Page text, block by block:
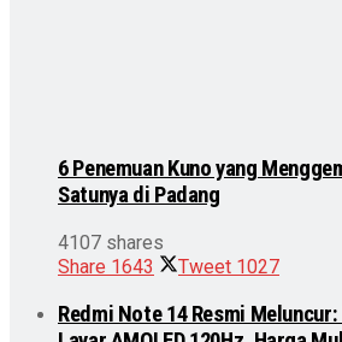
6 Penemuan Kuno yang
Satunya di Padang
4107 shares
Share 1643 Tweet 1027
Redmi Note 14 Resmi Meluncur: